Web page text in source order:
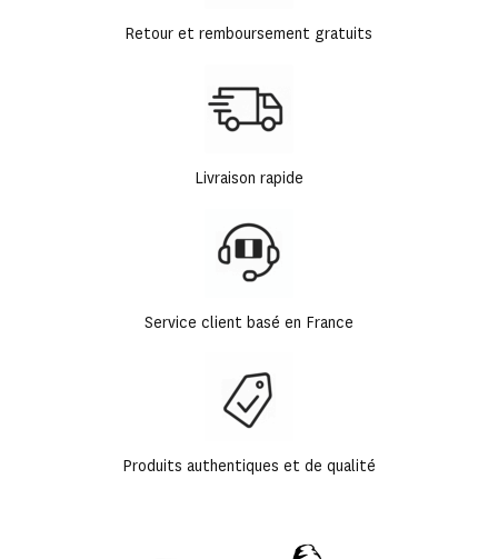
Retour et remboursement gratuits
Livraison rapide
Service client basé en France
Produits authentiques et de qualité